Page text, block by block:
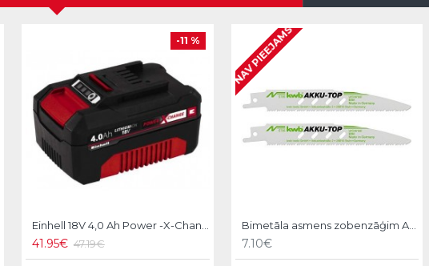
-11 %
41.95€ 47.19€
NAV PIEEJAMS
Bimetāla asmens zobenzāģim AKKU-TOP,150/130mm,2gb, KWB
7.10€